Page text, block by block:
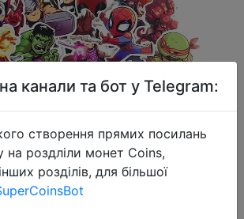
канали та бот у Telegram:
створення прямих посилань
на роздліли монет Coins,
розділів, для більшої